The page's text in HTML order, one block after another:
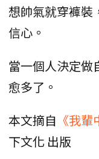
想帥氣就穿褲裝
信心。
當一個人決定做
愈多了。
本文摘自 《我
下文化 出版